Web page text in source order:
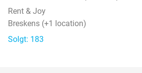
Rent & Joy
Breskens (+1 location)
Solgt: 183